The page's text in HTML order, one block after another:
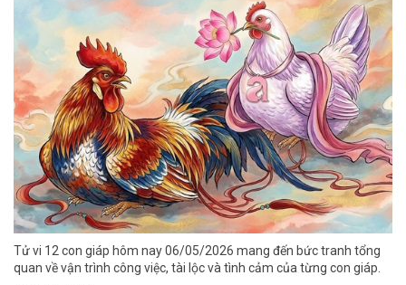
Tử vi 12 con giáp hôm nay 06/05/2026 mang đến bức tranh tổng
quan về vận trình công việc, tài lộc và tình cảm của từng con giáp.